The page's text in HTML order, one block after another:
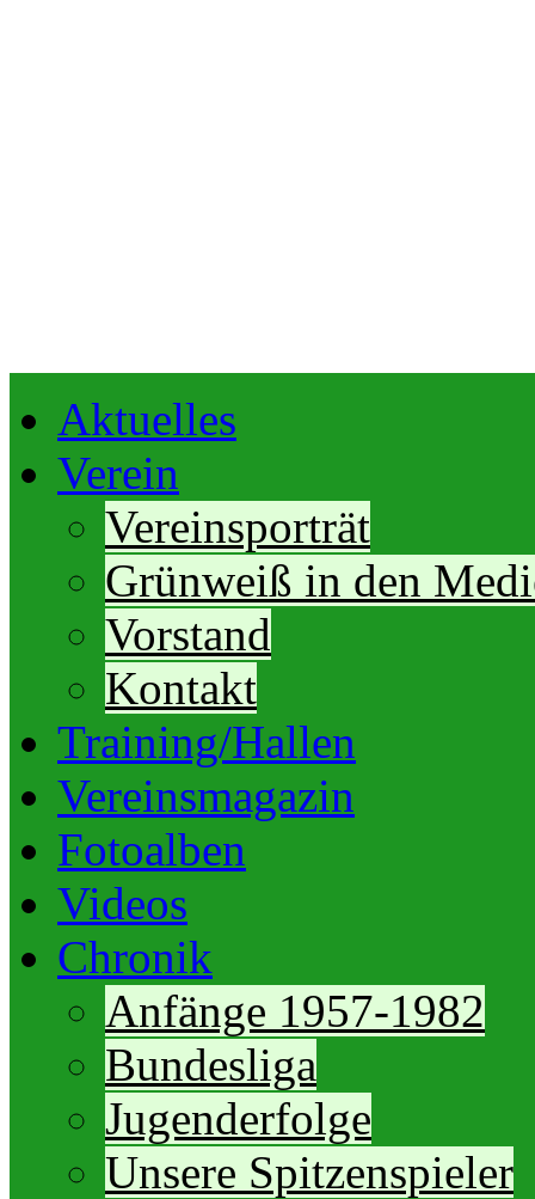
Aktuelles
Verein
Vereinsporträt
Grünweiß in den
Vorstand
Kontakt
Training/Hallen
Vereinsmagazin
Fotoalben
Videos
Chronik
Anfänge 1957-1982
Bundesliga
Jugenderfolge
Unsere Spitzenspieler